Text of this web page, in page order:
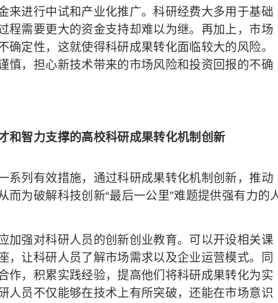
来进行中试和产业化推广。科研经费大多用于基础
程需要更大的资金支持却难以为继。再加上，市场
确定性，这就使得科研成果转化面临较大的风险。
慎，担心新技术带来的市场风险和投资回报的不确
和智力支撑的高校科研成果转化机制创新
列有效措施，通过科研成果转化机制创新，推动
而为破解科技创新“最后一公里”难题提供强有力的
强对科研人员的创新创业教育。可以开设相关课
，让科研人员了解市场需求以及企业运营模式。同
作，积累实践经验，提高他们将科研成果转化为实
人员不仅能够在技术上有所突破，还能在市场意识